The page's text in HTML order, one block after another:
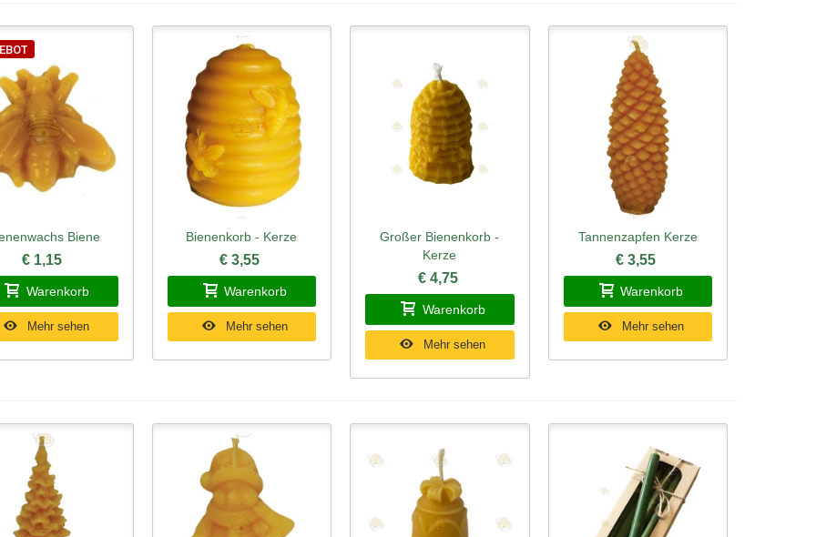
Biene
€ 1,15
Warenkorb
Mehr sehen
Schnellansicht
Bienenkorb - Kerze
€ 3,55
Warenkorb
Mehr sehen
Schnellansicht
Großer Bienenkorb -
Kerze
€ 4,75
Warenkorb
Mehr sehen
Schnellansicht
Tannenzapfen Kerze
€ 3,55
Warenkorb
Mehr sehen